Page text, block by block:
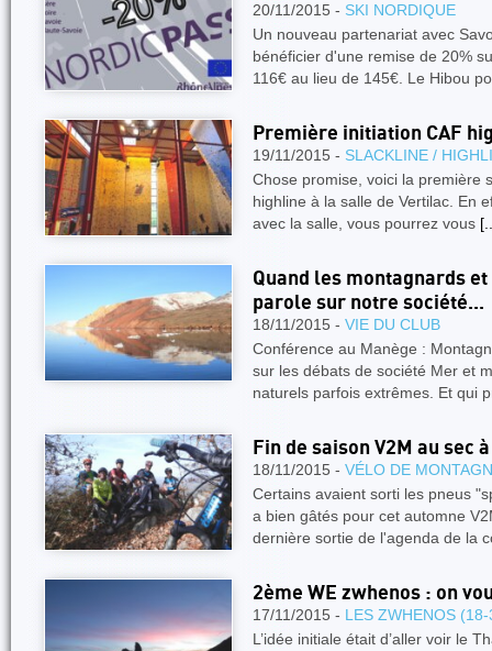
20/11/2015 - SKI NORDIQUE
Un nouveau partenariat avec
bénéficier d'une remise de 20%
116€ au lieu de 145€. Le Hibou
Première initiation CAF
19/11/2015 - SLACKLINE /
Chose promise, voici la première
highline à la salle de Vertilac. En
avec la salle, vous pourrez vous
Quand les montagnards
parole sur notre société...
18/11/2015 - VIE DU CLUB
Conférence au Manège :
sur les débats de société Mer et
naturels parfois extrêmes. Et qui
Fin de saison V2M au sec
18/11/2015 - VÉLO DE
Certains avaient sorti les pneus
a bien gâtés pour cet automne
dernière sortie de l'agenda de la
2ème WE zwhenos : on
17/11/2015 - LES ZWHENOS
L’idée initiale était d’aller voir le